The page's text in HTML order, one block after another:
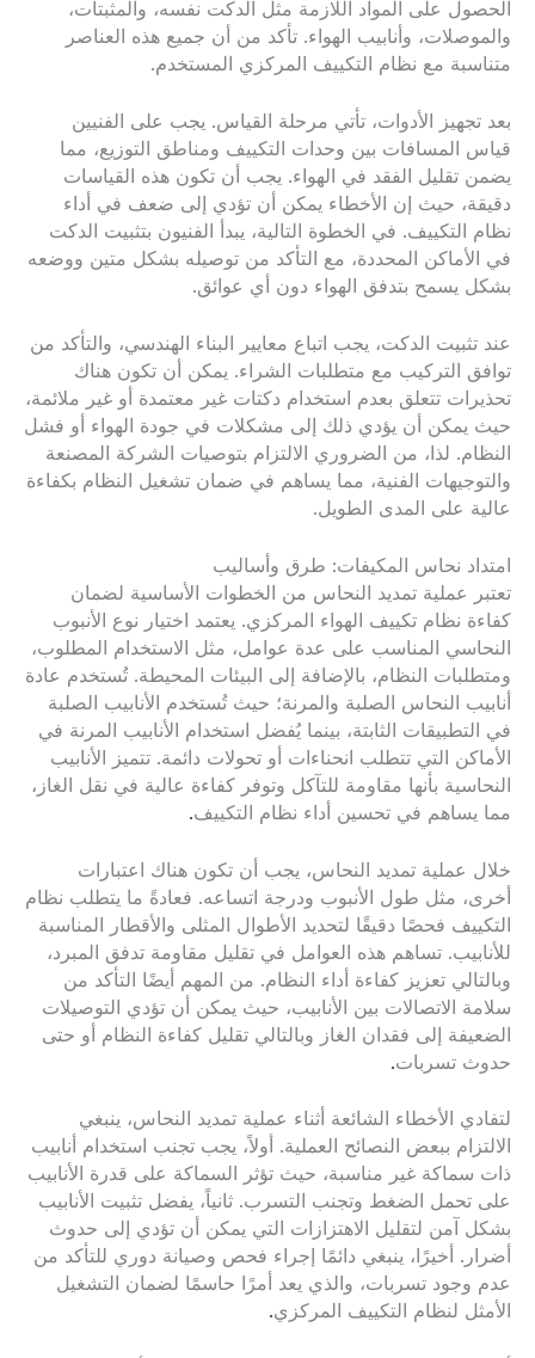
الحصول على المواد اللازمة مثل الدكت نفسه، والمثبتات،
والموصلات، وأنابيب الهواء. تأكد من أن جميع هذه العناصر
متناسبة مع نظام التكييف المركزي المستخدم.
بعد تجهيز الأدوات، تأتي مرحلة القياس. يجب على الفنيين
قياس المسافات بين وحدات التكييف ومناطق التوزيع، مما
يضمن تقليل الفقد في الهواء. يجب أن تكون هذه القياسات
دقيقة، حيث إن الأخطاء يمكن أن تؤدي إلى ضعف في أداء
نظام التكييف. في الخطوة التالية، يبدأ الفنيون بتثبيت الدكت
في الأماكن المحددة، مع التأكد من توصيله بشكل متين ووضعه
بشكل يسمح بتدفق الهواء دون أي عوائق.
عند تثبيت الدكت، يجب اتباع معايير البناء الهندسي، والتأكد من
توافق التركيب مع متطلبات الشراء. يمكن أن تكون هناك
تحذيرات تتعلق بعدم استخدام دكتات غير معتمدة أو غير ملائمة،
حيث يمكن أن يؤدي ذلك إلى مشكلات في جودة الهواء أو فشل
النظام. لذا، من الضروري الالتزام بتوصيات الشركة المصنعة
والتوجيهات الفنية، مما يساهم في ضمان تشغيل النظام بكفاءة
عالية على المدى الطويل.
امتداد نحاس المكيفات: طرق وأساليب
تعتبر عملية تمديد النحاس من الخطوات الأساسية لضمان
كفاءة نظام تكييف الهواء المركزي. يعتمد اختيار نوع الأنبوب
النحاسي المناسب على عدة عوامل، مثل الاستخدام المطلوب،
ومتطلبات النظام، بالإضافة إلى البيئات المحيطة. تُستخدم عادة
أنابيب النحاس الصلبة والمرنة؛ حيث تُستخدم الأنابيب الصلبة
في التطبيقات الثابتة، بينما يُفضل استخدام الأنابيب المرنة في
الأماكن التي تتطلب انحناءات أو تحولات دائمة. تتميز الأنابيب
النحاسية بأنها مقاومة للتآكل وتوفر كفاءة عالية في نقل الغاز،
مما يساهم في تحسين أداء نظام التكييف.
خلال عملية تمديد النحاس، يجب أن تكون هناك اعتبارات
أخرى، مثل طول الأنبوب ودرجة اتساعه. فعادةً ما يتطلب نظام
التكييف فحصًا دقيقًا لتحديد الأطوال المثلى والأقطار المناسبة
للأنابيب. تساهم هذه العوامل في تقليل مقاومة تدفق المبرد،
وبالتالي تعزيز كفاءة أداء النظام. من المهم أيضًا التأكد من
سلامة الاتصالات بين الأنابيب، حيث يمكن أن تؤدي التوصيلات
الضعيفة إلى فقدان الغاز وبالتالي تقليل كفاءة النظام أو حتى
حدوث تسربات.
لتفادي الأخطاء الشائعة أثناء عملية تمديد النحاس، ينبغي
الالتزام ببعض النصائح العملية. أولاً، يجب تجنب استخدام أنابيب
ذات سماكة غير مناسبة، حيث تؤثر السماكة على قدرة الأنابيب
على تحمل الضغط وتجنب التسرب. ثانياً، يفضل تثبيت الأنابيب
بشكل آمن لتقليل الاهتزازات التي يمكن أن تؤدي إلى حدوث
أضرار. أخيرًا، ينبغي دائمًا إجراء فحص وصيانة دوري للتأكد من
عدم وجود تسربات، والذي يعد أمرًا حاسمًا لضمان التشغيل
الأمثل لنظام التكييف المركزي.